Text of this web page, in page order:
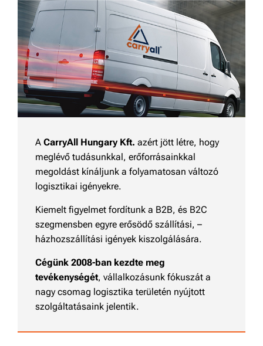
A CarryAll Hungary Kft. azért jött létre, hogy
meglévő tudásunkkal, erőforrásainkkal
megoldást kínáljunk a folyamatosan változó
logisztikai igényekre.
Kiemelt figyelmet fordítunk a B2B, és B2C
szegmensben egyre erősödő szállítási, –
házhozszállítási igények kiszolgálására.
Cégünk 2008-ban kezdte meg
tevékenységét, vállalkozásunk fókuszát a
nagy csomag logisztika területén nyújtott
szolgáltatásaink jelentik.